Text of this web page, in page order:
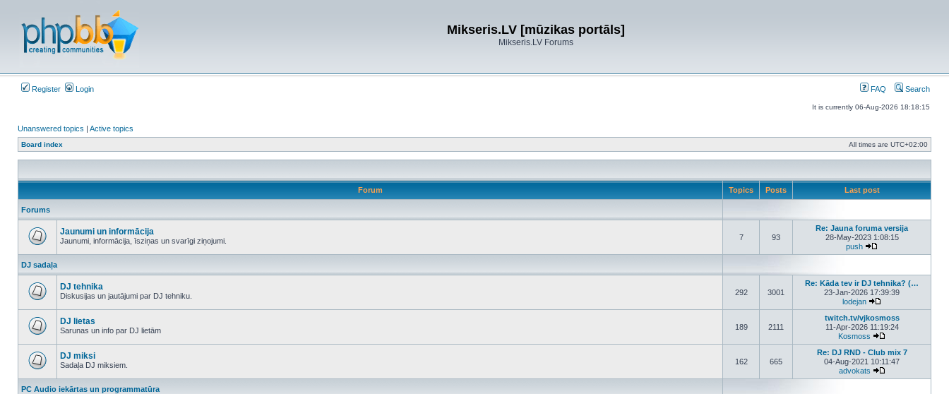
Mikseris.LV [mūzikas portāls]
Mikseris.LV Forums
Register Login FAQ Search
It is currently 06-Aug-2026 18:18:15
Unanswered topics | Active topics
Board index All times are UTC+02:00
Forum Topics Posts Last post
Forums
unread
posts
Jaunumi un informācija
Jaunumi, informācija, īsziņas un svarīgi ziņojumi. 7 93
Re: Jauna foruma versija
28-May-2023 1:08:15
push
View the latest post
DJ sadaļa
unread
posts
DJ tehnika
Diskusijas un jautājumi par DJ tehniku. 292 3001
Re: Kāda tev ir DJ tehnika? (…
23-Jan-2026 17:39:39
lodejan
View the latest post
unread
posts
DJ lietas
Sarunas un info par DJ lietām 189 2111
twitch.tv/vjkosmoss
11-Apr-2026 11:19:24
Kosmoss
View the latest
unread
posts
DJ miksi
Sadaļa DJ miksiem. 162 665
Re: DJ RND - Club mix 7
04-Aug-2021 10:11:47
advokats
View the latest
PC Audio iekārtas un programmatūra